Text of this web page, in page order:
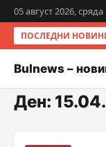
05 август 2026, сряда
ПОСЛЕДНИ
Bulnews –
Ден: